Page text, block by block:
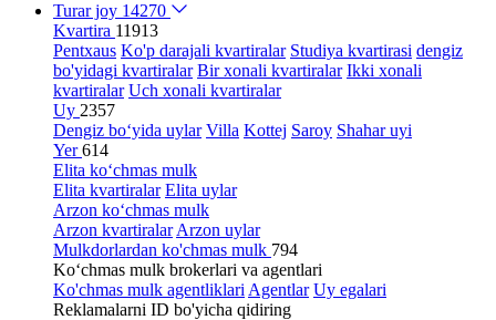
Turar joy 14270
Kvartira 11913
Pentxaus Ko'p darajali kvartiralar Studiya kvartirasi dengiz
bo'yidagi kvartiralar Bir xonali kvartiralar Ikki xonali
kvartiralar Uch xonali kvartiralar
Uy 2357
Dengiz bo‘yida uylar Villa Kottej Saroy Shahar uyi
Yer614
Elita ko‘chmas mulk
Elita kvartiralar Elita uylar
Arzon ko‘chmas mulk
Arzon kvartiralar Arzon uylar
Mulkdorlardan ko'chmas mulk 794
Ko‘chmas mulk brokerlari va agentlari
Ko'chmas mulk agentliklari Agentlar Uy egalari
Reklamalarni ID bo'yicha qidiring